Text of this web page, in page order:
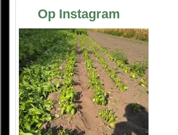
Op Instagram